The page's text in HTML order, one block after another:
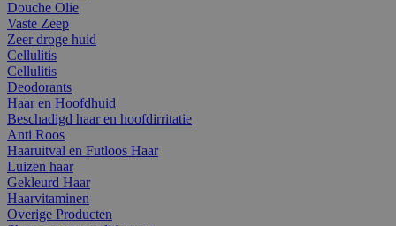
Douche Olie
Vaste Zeep
Zeer droge huid
Cellulitis
Cellulitis
Deodorants
Haar en Hoofdhuid
Beschadigd haar en hoofdirritatie
Anti Roos
Haaruitval en Futloos Haar
Luizen haar
Gekleurd Haar
Haarvitaminen
Overige Producten